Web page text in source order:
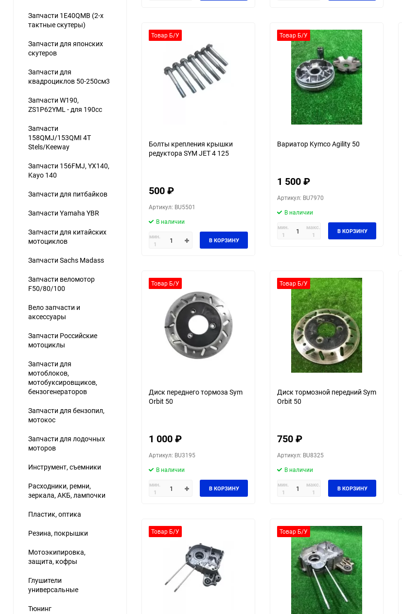
Запчасти 1E40QMB (2-х
тактные скутеры)
Запчасти для японских
скутеров
Запчасти для
квадроциклов 50-250см3
Запчасти W190,
ZS1P62YML - для 190сс
Запчасти
158QMJ/153QMI 4Т
Stels/Keeway
Запчасти 156FMJ, YX140,
Kayo 140
Запчасти для питбайков
Запчасти Yamaha YBR
Запчасти для китайских
мотоциклов
Запчасти Sachs Madass
Запчасти веломотор
F50/80/100
Вело запчасти и
аксессуары
Запчасти Российские
мотоциклы
Запчасти для
мотоблоков,
мотобуксировщиков,
бензогенераторов
Запчасти для бензопил,
мотокос
Запчасти для лодочных
моторов
Инструмент, съемники
Расходники, ремни,
зеркала, АКБ, лампочки
Пластик, оптика
Резина, покрышки
Мотоэкипировка,
защита, кофры
Глушители
универсальные
Тюнинг
Товар Б/У
Болты крепления крышки
редуктора SYM JET 4 125
500₽
Артикул: BU5501
В наличии
мин.
1
В КОРЗИНУ
Товар Б/У
Вариатор Kymco Agility 50
1 500₽
Артикул: BU7970
В наличии
мин.
1
макс.
1
В КОРЗИНУ
Товар Б/У
Диск переднего тормоза Sym
Orbit 50
1 000₽
Артикул: BU3195
В наличии
мин.
1
В КОРЗИНУ
Товар Б/У
Диск тормозной передний Sym
Orbit 50
750₽
Артикул: BU8325
В наличии
мин.
1
макс.
1
В КОРЗИНУ
Товар Б/У Товар Б/У